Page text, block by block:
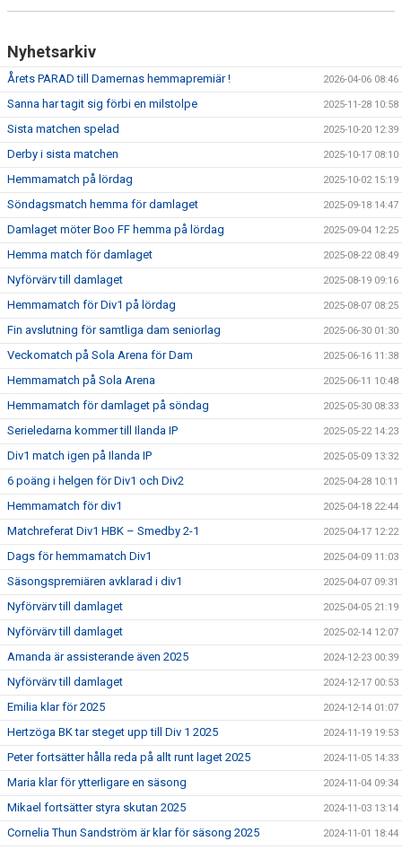
Nyhetsarkiv
Årets PARAD till Damernas hemmapremiär ! 2026-04-06 08:46
Sanna har tagit sig förbi en milstolpe 2025-11-28 10:58
Sista matchen spelad 2025-10-20 12:39
Derby i sista matchen 2025-10-17 08:10
Hemmamatch på lördag 2025-10-02 15:19
Söndagsmatch hemma för damlaget 2025-09-18 14:47
Damlaget möter Boo FF hemma på lördag 2025-09-04 12:25
Hemma match för damlaget 2025-08-22 08:49
Nyförvärv till damlaget 2025-08-19 09:16
Hemmamatch för Div1 på lördag 2025-08-07 08:25
Fin avslutning för samtliga dam seniorlag 2025-06-30 01:30
Veckomatch på Sola Arena för Dam 2025-06-16 11:38
Hemmamatch på Sola Arena 2025-06-11 10:48
Hemmamatch för damlaget på söndag 2025-05-30 08:33
Serieledarna kommer till Ilanda IP 2025-05-22 14:23
Div1 match igen på Ilanda IP 2025-05-09 13:32
6 poäng i helgen för Div1 och Div2 2025-04-28 10:11
Hemmamatch för div1 2025-04-18 22:44
Matchreferat Div1 HBK – Smedby 2-1 2025-04-17 12:22
Dags för hemmamatch Div1 2025-04-09 11:03
Säsongspremiären avklarad i div1 2025-04-07 09:31
Nyförvärv till damlaget 2025-04-05 21:19
Nyförvärv till damlaget 2025-02-14 12:07
Amanda är assisterande även 2025 2024-12-23 00:39
Nyförvärv till damlaget 2024-12-17 00:53
Emilia klar för 2025 2024-12-14 01:07
Hertzöga BK tar steget upp till Div 1 2025 2024-11-19 19:53
Peter fortsätter hålla reda på allt runt laget 2025 2024-11-05 14:33
Maria klar för ytterligare en säsong 2024-11-04 09:34
Mikael fortsätter styra skutan 2025 2024-11-03 13:14
Cornelia Thun Sandström är klar för säsong 2025 2024-11-01 18:44